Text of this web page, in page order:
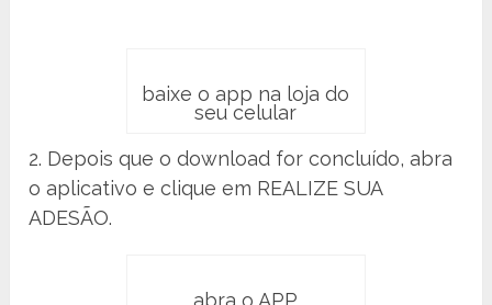
baixe o app na loja do
seu celular
2. Depois que o download for concluído, abra
o aplicativo e clique em REALIZE SUA
ADESÃO.
abra o APP